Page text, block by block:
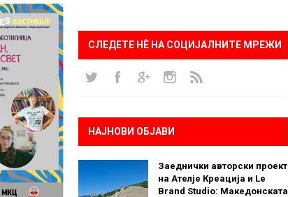
СЛЕДЕТЕ НÈ НА СОЦИЈАЛНИТЕ МРЕЖИ
НАЈНОВИ ОБЈАВИ
Заеднички авторски проект
на Ателје Креација и Le
Brand Studio: Македонската